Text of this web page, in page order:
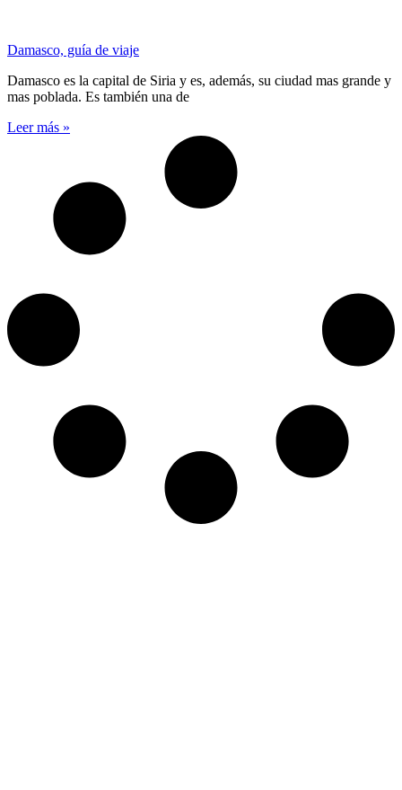
Damasco, guía de viaje
Damasco es la capital de Siria y es, además, su ciudad mas grande y
mas poblada. Es también una de
Leer más »